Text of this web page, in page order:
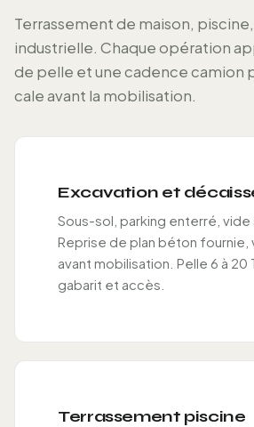
Terrassement de maison,
industrielle. Chaque opération
de pelle et une cadence camion
cale avant la mobilisation.
Excavation et
Sous-sol, parking enterré, vide
Reprise de plan béton fournie,
avant mobilisation. Pelle 6 à 20
gabarit et accès.
Terrassement piscine